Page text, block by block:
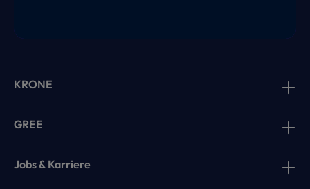
KRONE
GREE
Jobs & Karriere